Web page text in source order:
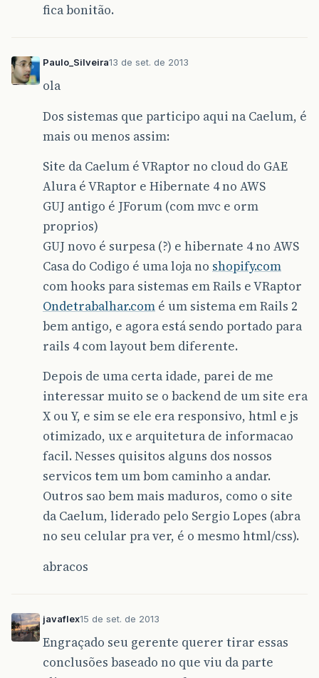
fica bonitão.
Paulo_Silveira13 de set. de 2013
ola
Dos sistemas que participo aqui na Caelum, é
mais ou menos assim:
Site da Caelum é VRaptor no cloud do GAE
Alura é VRaptor e Hibernate 4 no AWS
GUJ antigo é JForum (com mvc e orm
proprios)
GUJ novo é surpesa (?) e hibernate 4 no AWS
Casa do Codigo é uma loja no shopify.com
com hooks para sistemas em Rails e VRaptor
Ondetrabalhar.com é um sistema em Rails 2
bem antigo, e agora está sendo portado para
rails 4 com layout bem diferente.
Depois de uma certa idade, parei de me
interessar muito se o backend de um site era
X ou Y, e sim se ele era responsivo, html e js
otimizado, ux e arquitetura de informacao
facil. Nesses quisitos alguns dos nossos
servicos tem um bom caminho a andar.
Outros sao bem mais maduros, como o site
da Caelum, liderado pelo Sergio Lopes (abra
no seu celular pra ver, é o mesmo html/css).
abracos
javaflex15 de set. de 2013
Engraçado seu gerente querer tirar essas
conclusões baseado no que viu da parte